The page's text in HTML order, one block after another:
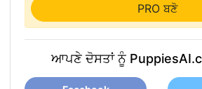
PRO ਬਣੋ
ਆਪਣੇ ਦੋਸਤਾਂ ਨੂੰ